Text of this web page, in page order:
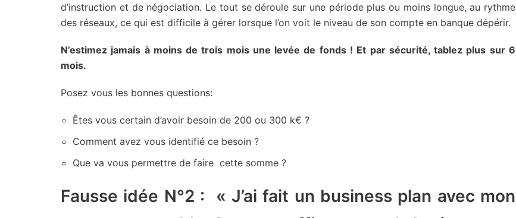
d’instruction et de négociation. Le tout se déroule sur une période plus ou moins longue, au rythme
des réseaux, ce qui est difficile à gérer lorsque l’on voit le niveau de son compte en banque dépérir.
N’estimez jamais à moins de trois mois une levée de fonds ! Et par sécurité, tablez plus sur 6
mois.
Posez vous les bonnes questions:
Êtes vous certain d’avoir besoin de 200 ou 300 k€ ?
Comment avez vous identifié ce besoin ?
Que va vous permettre de faire cette somme ?
Fausse idée N°2 : « J’ai fait un business plan avec mon